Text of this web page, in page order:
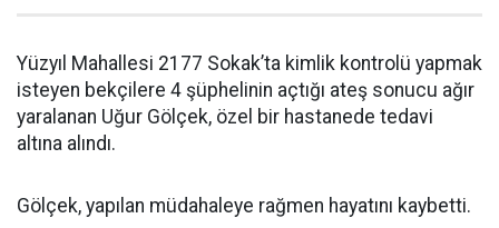
Yüzyıl Mahallesi 2177 Sokak’ta kimlik kontrolü yapmak
isteyen bekçilere 4 şüphelinin açtığı ateş sonucu ağır
yaralanan Uğur Gölçek, özel bir hastanede tedavi
altına alındı.
Gölçek, yapılan müdahaleye rağmen hayatını kaybetti.